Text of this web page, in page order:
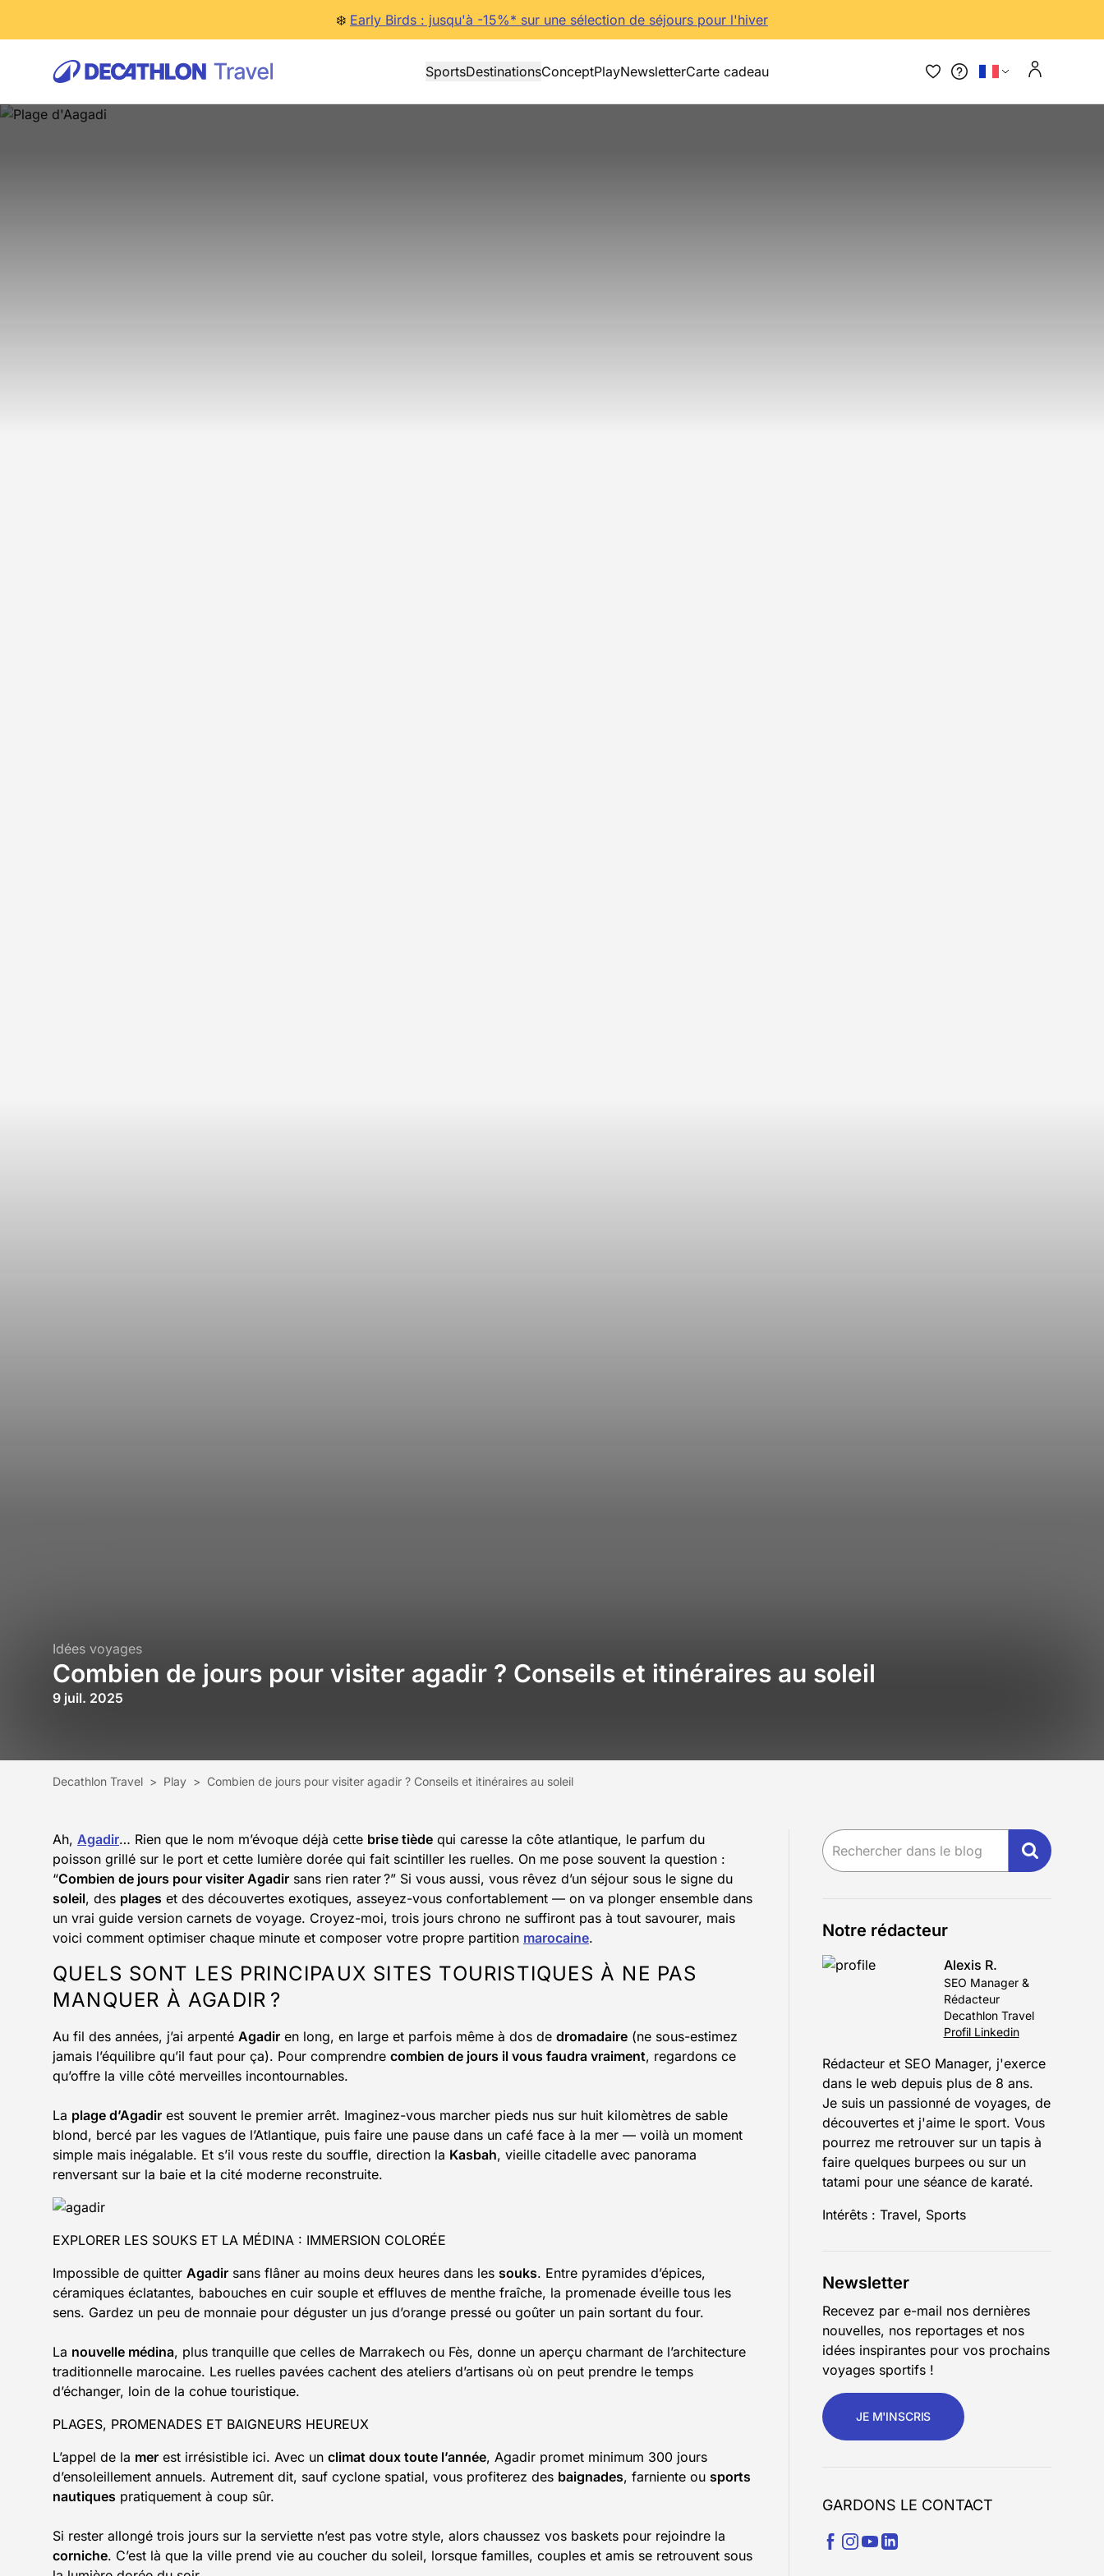
❄️ Early Birds : jusqu'à -15%* sur une sélection de séjours pour l'hiver
SportsDestinationsConceptPlayNewsletterCarte cadeau
Idées voyages
Combien de jours pour visiter agadir ? Conseils et itinéraires au soleil
9 juil. 2025
Decathlon Travel > Play > Combien de jours pour visiter agadir ? Conseils et itinéraires au soleil
Ah, Agadir… Rien que le nom m’évoque déjà cette brise tiède qui caresse la côte atlantique, le parfum du
poisson grillé sur le port et cette lumière dorée qui fait scintiller les ruelles. On me pose souvent la question :
“Combien de jours pour visiter Agadir sans rien rater ?” Si vous aussi, vous rêvez d’un séjour sous le signe du
soleil, des plages et des découvertes exotiques, asseyez-vous confortablement — on va plonger ensemble dans
un vrai guide version carnets de voyage. Croyez-moi, trois jours chrono ne suffiront pas à tout savourer, mais
voici comment optimiser chaque minute et composer votre propre partition marocaine.
QUELS SONT LES PRINCIPAUX SITES TOURISTIQUES À NE PAS
MANQUER À AGADIR ?
Au fil des années, j’ai arpenté Agadir en long, en large et parfois même à dos de dromadaire (ne sous-estimez
jamais l’équilibre qu’il faut pour ça). Pour comprendre combien de jours il vous faudra vraiment, regardons ce
qu’offre la ville côté merveilles incontournables.
La plage d’Agadir est souvent le premier arrêt. Imaginez-vous marcher pieds nus sur huit kilomètres de sable
blond, bercé par les vagues de l’Atlantique, puis faire une pause dans un café face à la mer — voilà un moment
simple mais inégalable. Et s’il vous reste du souffle, direction la Kasbah, vieille citadelle avec panorama
renversant sur la baie et la cité moderne reconstruite.
EXPLORER LES SOUKS ET LA MÉDINA : IMMERSION COLORÉE
Impossible de quitter Agadir sans flâner au moins deux heures dans les souks. Entre pyramides d’épices,
céramiques éclatantes, babouches en cuir souple et effluves de menthe fraîche, la promenade éveille tous les
sens. Gardez un peu de monnaie pour déguster un jus d’orange pressé ou goûter un pain sortant du four.
La nouvelle médina, plus tranquille que celles de Marrakech ou Fès, donne un aperçu charmant de l’architecture
traditionnelle marocaine. Les ruelles pavées cachent des ateliers d’artisans où on peut prendre le temps
d’échanger, loin de la cohue touristique.
PLAGES, PROMENADES ET BAIGNEURS HEUREUX
L’appel de la mer est irrésistible ici. Avec un climat doux toute l’année, Agadir promet minimum 300 jours
d’ensoleillement annuels. Autrement dit, sauf cyclone spatial, vous profiterez des baignades, farniente ou sports
nautiques pratiquement à coup sûr.
Si rester allongé trois jours sur la serviette n’est pas votre style, alors chaussez vos baskets pour rejoindre la
corniche. C’est là que la ville prend vie au coucher du soleil, lorsque familles, couples et amis se retrouvent sous
Notre rédacteur
Alexis R.
SEO Manager &
Rédacteur
Decathlon Travel
Profil Linkedin
Rédacteur et SEO Manager, j'exerce
dans le web depuis plus de 8 ans.
Je suis un passionné de voyages, de
découvertes et j'aime le sport. Vous
pourrez me retrouver sur un tapis à
faire quelques burpees ou sur un
tatami pour une séance de karaté.
Intérêts : Travel, Sports
Newsletter
Recevez par e-mail nos dernières
nouvelles, nos reportages et nos
idées inspirantes pour vos prochains
voyages sportifs !
JE M'INSCRIS
GARDONS LE CONTACT